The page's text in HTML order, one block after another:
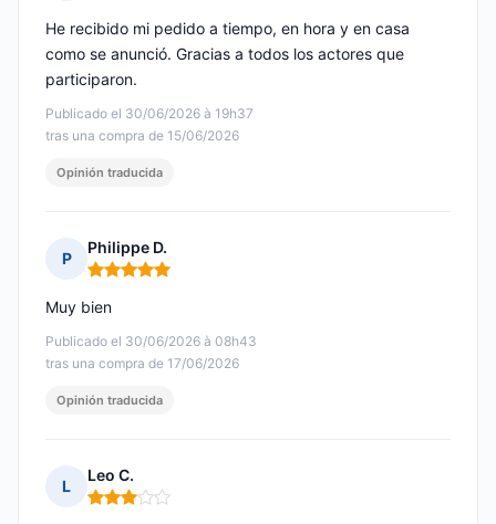
Publicado el 30/06/2026 à 19h37
tras una compra de 15/06/2026
He recibido mi pedido a tiempo, en hora y en casa
como se anunció. Gracias a todos los actores que
participaron.
Opinión traducida
P
Philippe D.
Nota: 5 de 5
Publicado el 30/06/2026 à 08h43
tras una compra de 17/06/2026
Muy bien
Opinión traducida
L
Leo C.
Nota: 3 de 5